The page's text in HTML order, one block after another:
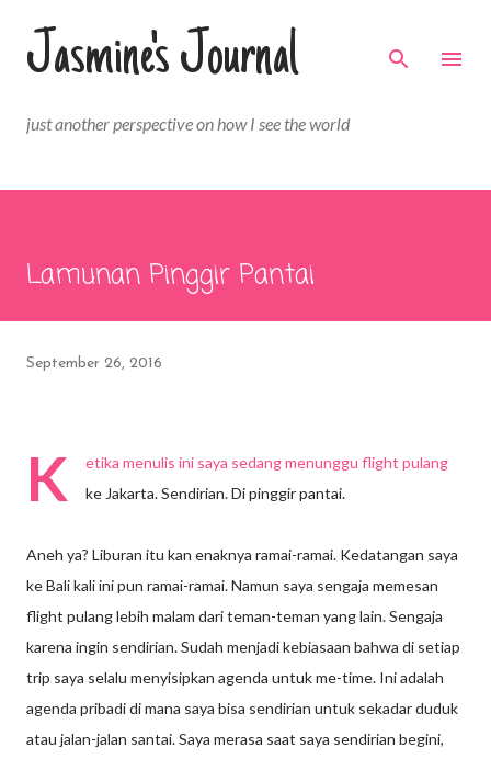
Skip to main content
Jasmine's Journal
just another perspective on how I see the world
Lamunan Pinggir Pantai
September 26, 2016
K
etika menulis ini saya sedang menunggu flight pulang
ke Jakarta. Sendirian. Di pinggir pantai.
Aneh ya? Liburan itu kan enaknya ramai-ramai. Kedatangan saya
ke Bali kali ini pun ramai-ramai. Namun saya sengaja memesan
flight pulang lebih malam dari teman-teman yang lain. Sengaja
karena ingin sendirian. Sudah menjadi kebiasaan bahwa di setiap
trip saya selalu menyisipkan agenda untuk me-time. Ini adalah
agenda pribadi di mana saya bisa sendirian untuk sekadar duduk
atau jalan-jalan santai. Saya merasa saat saya sendirian begini,